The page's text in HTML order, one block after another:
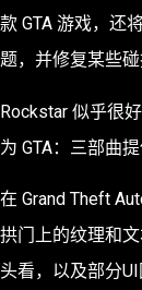
款 GTA 游戏，还
题，并修复某些碰
Rockstar 似乎很
为 GTA：三部曲
在 Grand Theft
拱门上的纹理和
头看，以及部分UI